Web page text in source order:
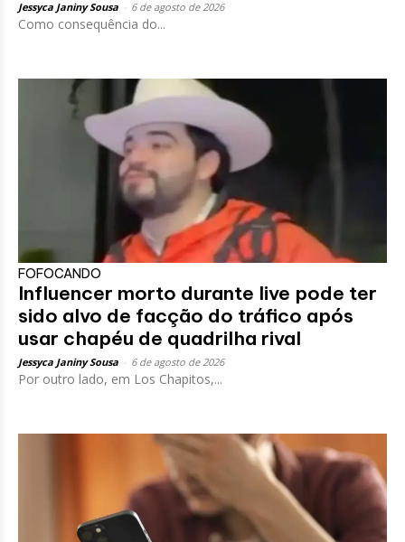
Jessyca Janiny Sousa 6 de agosto de 2026
Como consequência do...
FOFOCANDO
Influencer morto durante live pode ter
sido alvo de facção do tráfico após
usar chapéu de quadrilha rival
Jessyca Janiny Sousa 6 de agosto de 2026
Por outro lado, em Los Chapitos,...